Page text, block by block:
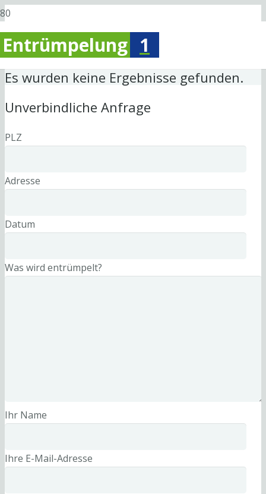
Entrümpelung 1
Es wurden keine Ergebnisse gefunden.
Unverbindliche Anfrage
PLZ
Adresse
Datum
Was wird entrümpelt?
Ihr Name
Ihre E-Mail-Adresse